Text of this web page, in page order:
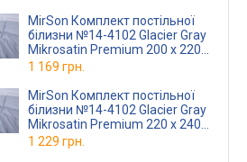
MirSon Комплект постільної
білизни №14-4102 Glacier Gray
Mikrosatin Premium 200 x 220
см(2200007230297)
1 169 грн.
MirSon Комплект постільної
білизни №14-4102 Glacier Gray
Mikrosatin Premium 220 x 240
см(2200007230280)
1 229 грн.